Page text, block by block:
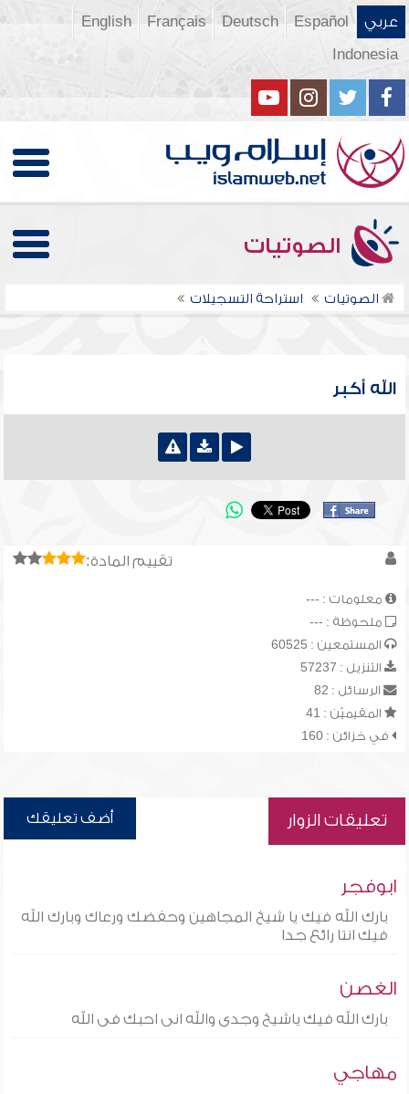
عربي Español
Deutsch
Français
English
Indonesia
الصوتيات
الصوتيات استراحة التسجيلات
الله أكبر
تقييم المادة:
معلومات : ---
ملحوظة : ---
المستمعين : 60525
التنزيل : 57237
الرسائل : 82
المقيميّن : 41
في خزائن : 160
تعليقات الزوار أضف تعليقك
ابوفجر
بارك الله فيك يا شيخ المجاهين وحفضك ورعاك وبارك الله
فيك انتا رائع جدا
الغصن
بارك الله فيك ياشيخ وجدى والله انى احبك فى الله
مهاجي